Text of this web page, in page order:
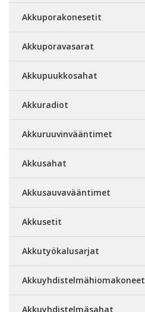
Akkuporakonesetit
Akkuporavasarat
Akkupuukkosahat
Akkuradiot
Akkuruuvinvääntimet
Akkusahat
Akkusauvavääntimet
Akkusetit
Akkutyökalusarjat
Akkuyhdistelmähiomakoneet
Akkuyhdistelmäsahat